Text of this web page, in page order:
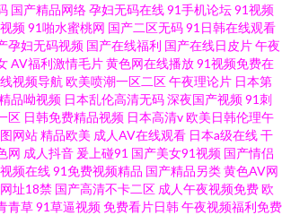
国产精品网络孕妇无码在线91手机论坛91视频
频91啪水蜜桃网 国产二区无码91日韩在线观看
孕妇无码视频 国产在线福利 国产在线日皮片午夜
AV福利激情毛片黄色网在线播放91视频免费在
视频导航 欧美喷潮一区二区午夜理论片 日本第
品呦视频 日本乱伦高清无码深夜国产视频91刺
区 日韩免费精品视频 日本高清v欧美日韩伦理午
网站精品欧美 成人AV在线观看 日本a级在线干
网 成人抖音 爰上碰91 国产美女91视频 国产情侣
频在线91免费视频精品 国产精品另类黄色AV网
址18禁 国产高清不卡二区 成人午夜视频免费欧
青草91草逼视频免费看片日韩午夜视频福利免费